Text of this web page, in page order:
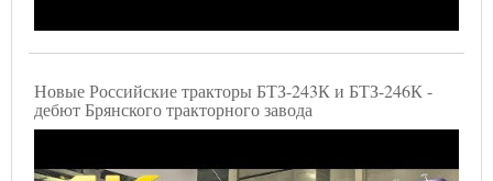
Новые Российские тракторы БТЗ-243К и БТЗ-246К -
дебют Брянского тракторного завода